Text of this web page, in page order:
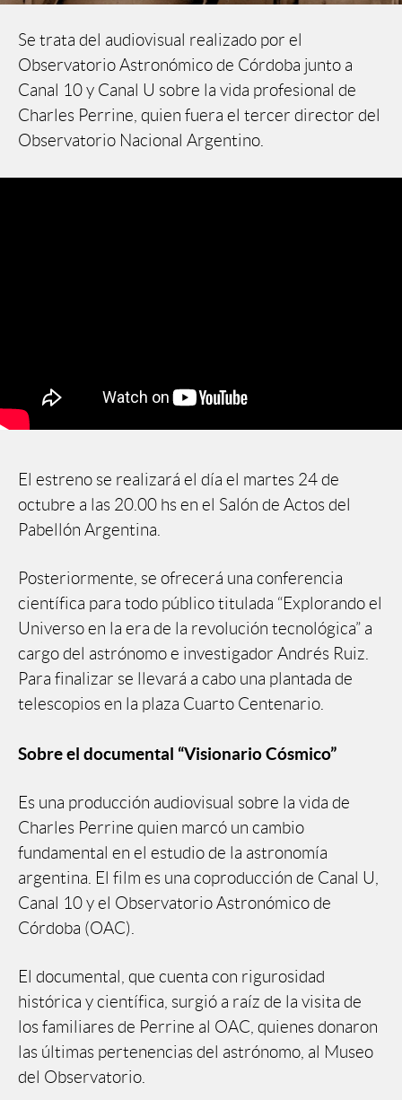
Se trata del audiovisual realizado por el
Observatorio Astronómico de Córdoba junto a
Canal 10 y Canal U sobre la vida profesional de
Charles Perrine, quien fuera el tercer director del
Observatorio Nacional Argentino.
El estreno se realizará el día el martes 24 de
octubre a las 20.00 hs en el Salón de Actos del
Pabellón Argentina.
Posteriormente, se ofrecerá una conferencia
científica para todo público titulada “Explorando el
Universo en la era de la revolución tecnológica” a
cargo del astrónomo e investigador Andrés Ruiz.
Para finalizar se llevará a cabo una plantada de
telescopios en la plaza Cuarto Centenario.
Sobre el documental “Visionario Cósmico”
Es una producción audiovisual sobre la vida de
Charles Perrine quien marcó un cambio
fundamental en el estudio de la astronomía
argentina. El film es una coproducción de Canal U,
Canal 10 y el Observatorio Astronómico de
Córdoba (OAC).
El documental, que cuenta con rigurosidad
histórica y científica, surgió a raíz de la visita de
los familiares de Perrine al OAC, quienes donaron
las últimas pertenencias del astrónomo, al Museo
del Observatorio.